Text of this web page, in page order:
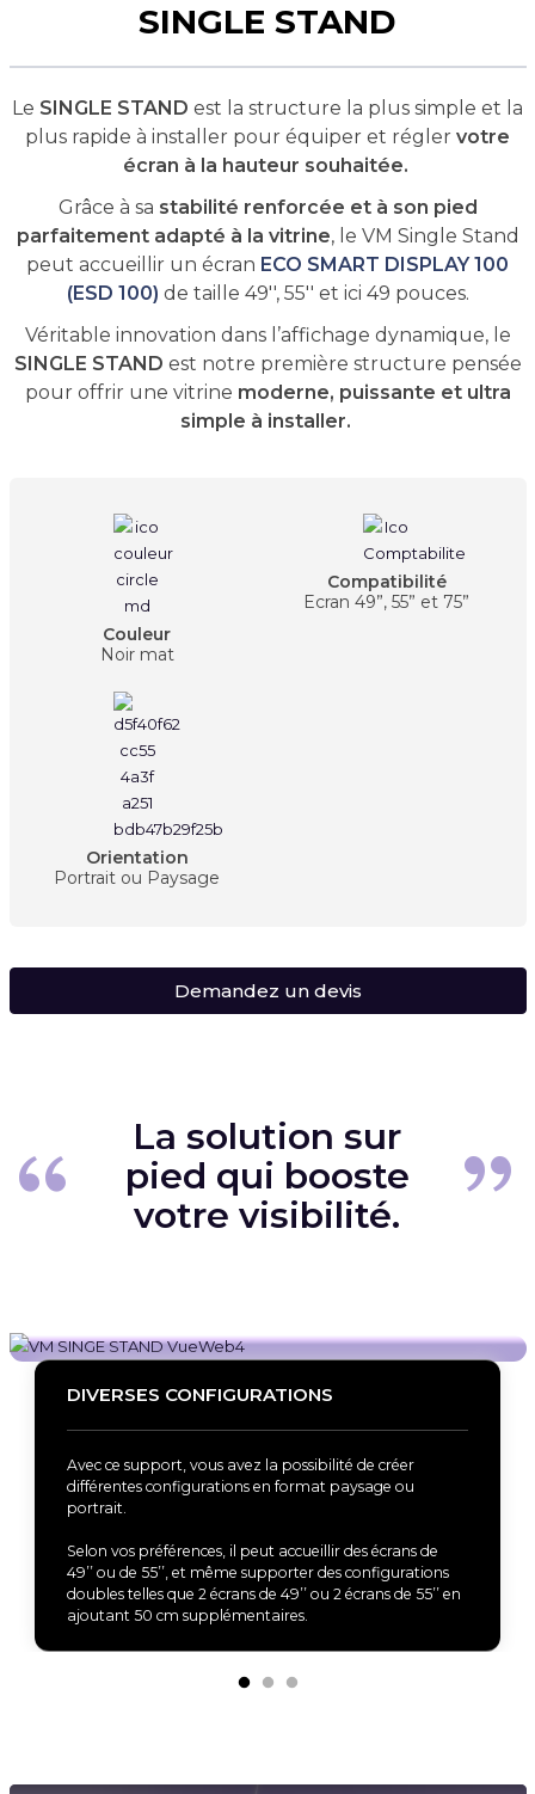
SINGLE STAND
Le SINGLE STAND est la structure la plus simple et la
plus rapide à installer pour équiper et régler votre
écran à la hauteur souhaitée.
Grâce à sa stabilité renforcée et à son pied
parfaitement adapté à la vitrine, le VM Single Stand
peut accueillir un écran ECO SMART DISPLAY 100
(ESD 100) de taille 49'', 55'' et ici 49 pouces.
Véritable innovation dans l’affichage dynamique, le
SINGLE STAND est notre première structure pensée
pour offrir une vitrine moderne, puissante et ultra
simple à installer.
Couleur
Noir mat
Compatibilité
Ecran 49”, 55” et 75”
Orientation
Portrait ou Paysage
Demandez un devis
La solution sur
pied qui booste
votre visibilité.
DIVERSES CONFIGURATIONS
Avec ce support, vous avez la possibilité de créer
différentes configurations en format paysage ou
portrait.
Selon vos préférences, il peut accueillir des écrans de
49’’ ou de 55’’, et même supporter des configurations
doubles telles que 2 écrans de 49’’ ou 2 écrans de 55’’ en
ajoutant 50 cm supplémentaires.